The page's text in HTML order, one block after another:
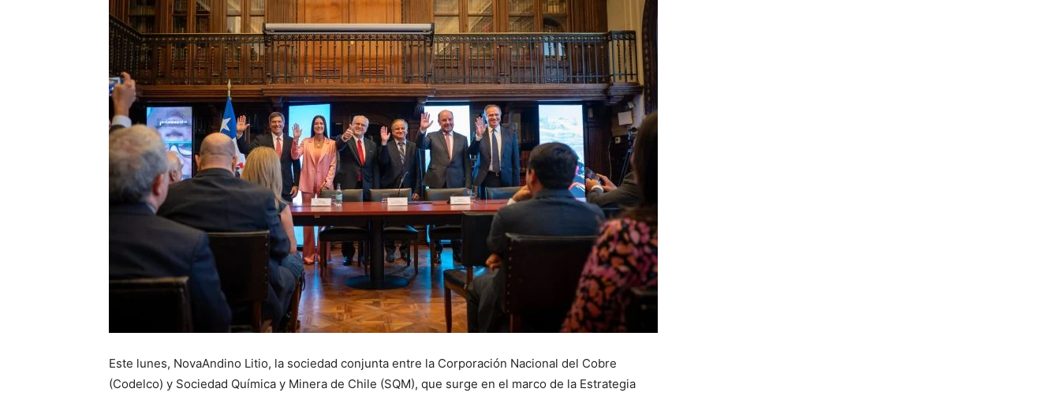
Este lunes, NovaAndino Litio, la sociedad conjunta entre la Corporación Nacional del Cobre
(Codelco) y Sociedad Química y Minera de Chile (SQM), que surge en el marco de la Estrategia